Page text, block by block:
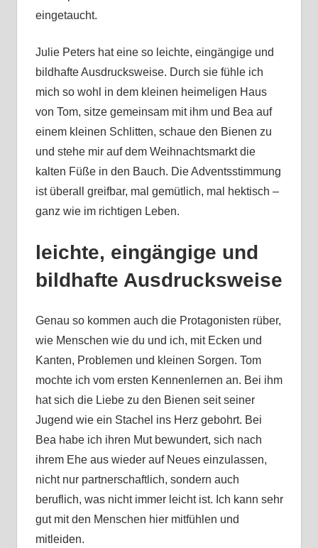
eingetaucht.
Julie Peters hat eine so leichte, eingängige und
bildhafte Ausdrucksweise. Durch sie fühle ich
mich so wohl in dem kleinen heimeligen Haus
von Tom, sitze gemeinsam mit ihm und Bea auf
einem kleinen Schlitten, schaue den Bienen zu
und stehe mir auf dem Weihnachtsmarkt die
kalten Füße in den Bauch. Die Adventsstimmung
ist überall greifbar, mal gemütlich, mal hektisch –
ganz wie im richtigen Leben.
leichte, eingängige und
bildhafte Ausdrucksweise
Genau so kommen auch die Protagonisten rüber,
wie Menschen wie du und ich, mit Ecken und
Kanten, Problemen und kleinen Sorgen. Tom
mochte ich vom ersten Kennenlernen an. Bei ihm
hat sich die Liebe zu den Bienen seit seiner
Jugend wie ein Stachel ins Herz gebohrt. Bei
Bea habe ich ihren Mut bewundert, sich nach
ihrem Ehe aus wieder auf Neues einzulassen,
nicht nur partnerschaftlich, sondern auch
beruflich, was nicht immer leicht ist. Ich kann sehr
gut mit den Menschen hier mitfühlen und
mitleiden.